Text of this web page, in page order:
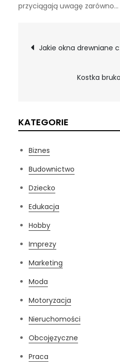
przyciągają uwagę zarówno…
wpisu
Jakie okna drewniane
Kostka
KATEGORIE
Biznes
Budownictwo
Dziecko
Edukacja
Hobby
Imprezy
Marketing
Moda
Motoryzacja
Nieruchomości
Obcojęzyczne
Praca